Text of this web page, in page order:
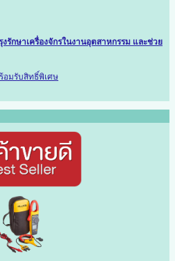
รักษาเครื่องจักรในงานอุตสาหกรรม และช่วย
อมรับสิทธิ์พิเศษ